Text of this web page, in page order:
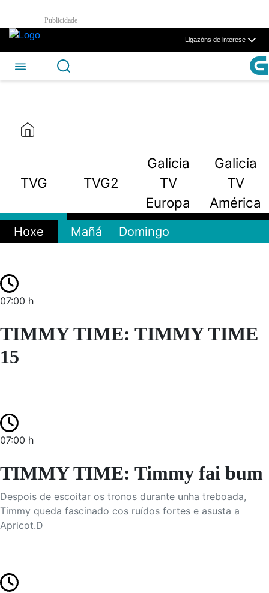
Skip to Main Content
TVG2 - CSAG
Publicidade
Ligazóns de interese
TVG TVG2
Galicia
TV
Europa
Galicia
TV
América
Hoxe Mañá Domingo
07:00 h
TIMMY TIME: TIMMY TIME
15
07:00 h
TIMMY TIME: Timmy fai bum
Despois de escoitar os tronos durante unha treboada,
Timmy queda fascinado cos ruídos fortes e asusta a
Apricot.D